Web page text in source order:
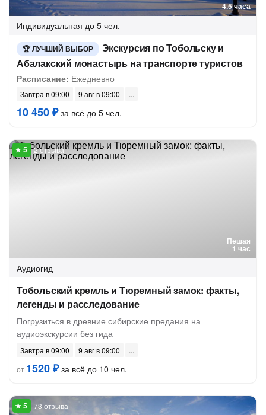
4.5 часа
Индивидуальная до 5 чел.
ЛУЧШИЙ ВЫБОР
Экскурсия по Тобольску и
Абалакский монастырь на транспорте туристов
Расписание: Ежедневно
Завтра в 09:00 9 авг в 09:00
10 450 ₽за всё до 5 чел.
Пешая
1 час
2 отзыва
Аудиогид
Тобольский кремль и Тюремный замок: факты,
легенды и расследование
Погрузиться в древние сибирские предания на
аудиоэкскурсии без гида
Завтра в 09:00
9 авг в 09:00
от 1520 ₽за всё до 10 чел.
73 отзыва